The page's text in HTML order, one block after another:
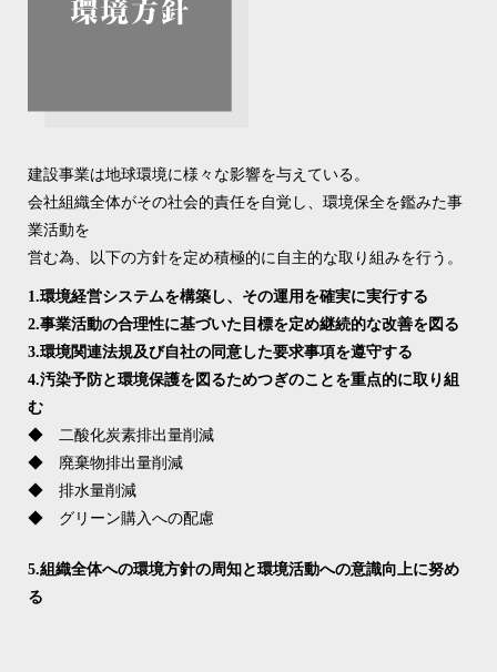
建設事業は地球環境に様々な影響を与えている。
会社組織全体がその社会的責任を自覚し、環境保全を鑑みた事
業活動を
営む為、以下の方針を定め積極的に自主的な取り組みを行う。
1.環境経営システムを構築し、その運用を確実に実行する
2.事業活動の合理性に基づいた目標を定め継続的な改善を図る
3.環境関連法規及び自社の同意した要求事項を遵守する
4.汚染予防と環境保護を図るためつぎのことを重点的に取り組
む
◆ 二酸化炭素排出量削減
◆ 廃棄物排出量削減
◆ 排水量削減
◆ グリーン購入への配慮
5.組織全体への環境方針の周知と環境活動への意識向上に努め
る